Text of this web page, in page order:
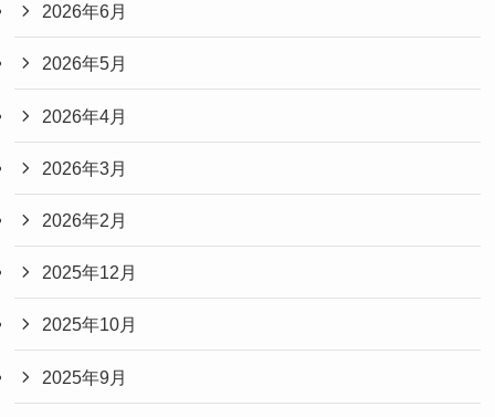
2026年6月
2026年5月
2026年4月
2026年3月
2026年2月
2025年12月
2025年10月
2025年9月